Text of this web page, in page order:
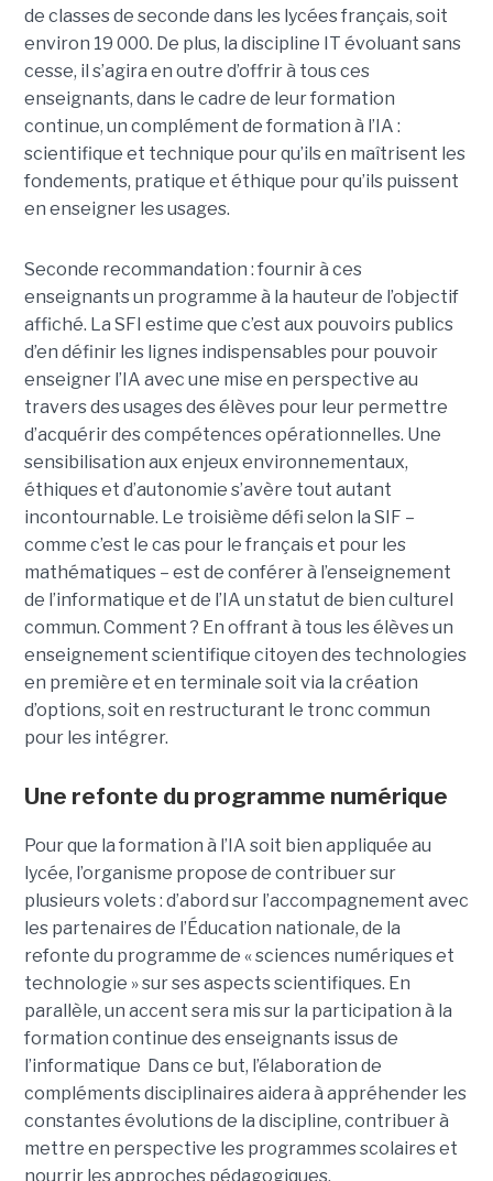
de classes de seconde dans les lycées français, soit
environ 19 000. De plus, la discipline IT évoluant sans
cesse, il s’agira en outre d’offrir à tous ces
enseignants, dans le cadre de leur formation
continue, un complément de formation à l’IA :
scientifique et technique pour qu’ils en maîtrisent les
fondements, pratique et éthique pour qu’ils puissent
en enseigner les usages.
Seconde recommandation : fournir à ces
enseignants un programme à la hauteur de l’objectif
affiché. La SFI estime que c’est aux pouvoirs publics
d’en définir les lignes indispensables pour pouvoir
enseigner l’IA avec une mise en perspective au
travers des usages des élèves pour leur permettre
d’acquérir des compétences opérationnelles. Une
sensibilisation aux enjeux environnementaux,
éthiques et d’autonomie s’avère tout autant
incontournable. Le troisième défi selon la SIF –
comme c’est le cas pour le français et pour les
mathématiques – est de conférer à l’enseignement
de l’informatique et de l’IA un statut de bien culturel
commun. Comment ? En offrant à tous les élèves un
enseignement scientifique citoyen des technologies
en première et en terminale soit via la création
d’options, soit en restructurant le tronc commun
pour les intégrer.
Une refonte du programme numérique
Pour que la formation à l’IA soit bien appliquée au
lycée, l’organisme propose de contribuer sur
plusieurs volets : d’abord sur l’accompagnement avec
les partenaires de l’Éducation nationale, de la
refonte du programme de « sciences numériques et
technologie » sur ses aspects scientifiques. En
parallèle, un accent sera mis sur la participation à la
formation continue des enseignants issus de
l’informatique Dans ce but, l’élaboration de
compléments disciplinaires aidera à appréhender les
constantes évolutions de la discipline, contribuer à
mettre en perspective les programmes scolaires et
nourrir les approches pédagogiques.